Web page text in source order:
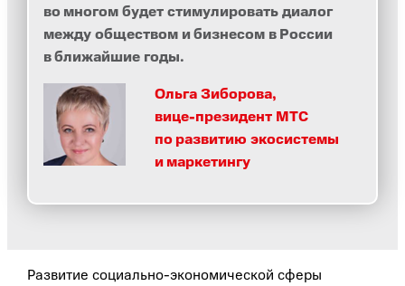
во многом будет стимулировать диалог
между обществом и бизнесом в России
в ближайшие годы.
Ольга Зиборова,
вице-президент МТС
по развитию экосистемы
и маркетингу
Развитие социально-экономической сферы